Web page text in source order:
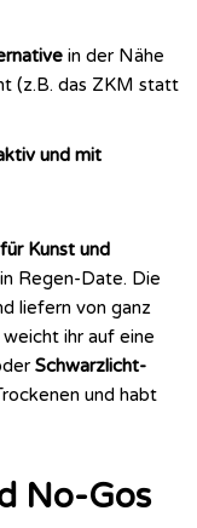
in der Nähe
(z.B. das ZKM statt
und mit
Kunst und
Regen-Date. Die
liefern von ganz
ihr auf eine
Schwarzlicht-
und habt
No-Gos